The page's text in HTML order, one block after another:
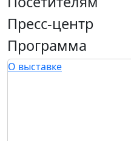
Пресс-центр
Программа
О выставке